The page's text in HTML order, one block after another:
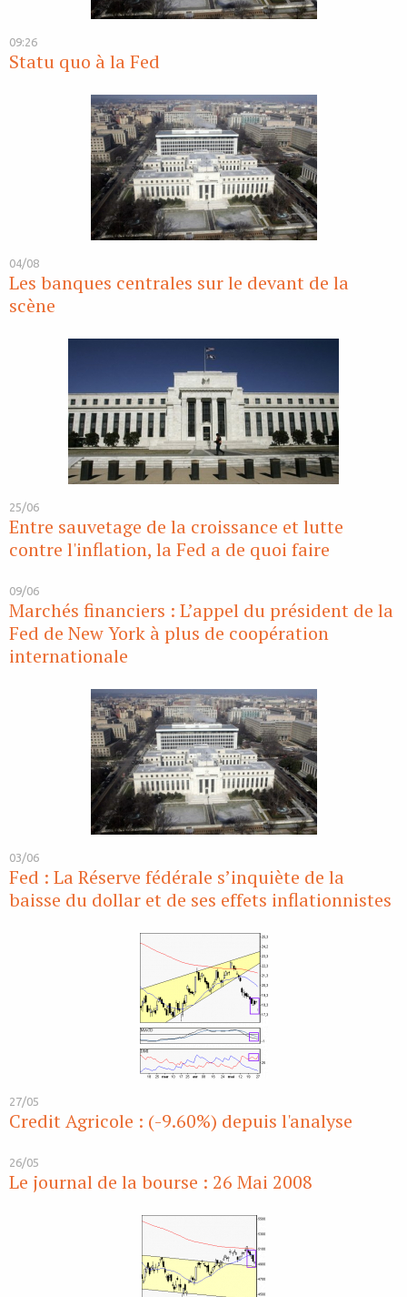
09:26
Statu quo à la Fed
04/08
Les banques centrales sur le devant de la
scène
25/06
Entre sauvetage de la croissance et lutte
contre l'inflation, la Fed a de quoi faire
09/06
Marchés financiers : L’appel du président de la
Fed de New York à plus de coopération
internationale
03/06
Fed : La Réserve fédérale s’inquiète de la
baisse du dollar et de ses effets inflationnistes
27/05
Credit Agricole : (-9.60%) depuis l'analyse
26/05
Le journal de la bourse : 26 Mai 2008